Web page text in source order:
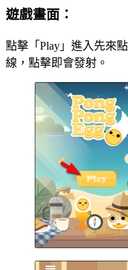
遊戲畫面：
點擊「Play」進入先來
線，點擊即會發射。